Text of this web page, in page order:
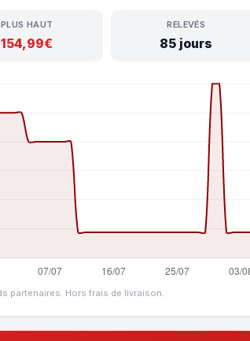
PLUS HAUT
154,99€
RELEVÉS
85 jours
partenaires. Hors frais de livraison.